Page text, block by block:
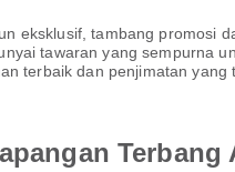
eksklusif, tambang promosi
tawaran yang sempurna
terbaik dan penjimatan yang